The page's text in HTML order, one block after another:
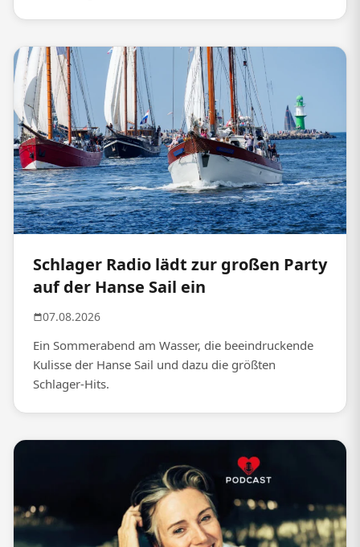
Schlager Radio lädt zur großen Party
auf der Hanse Sail ein
07.08.2026
Ein Sommerabend am Wasser, die beeindruckende
Kulisse der Hanse Sail und dazu die größten
Schlager-Hits.